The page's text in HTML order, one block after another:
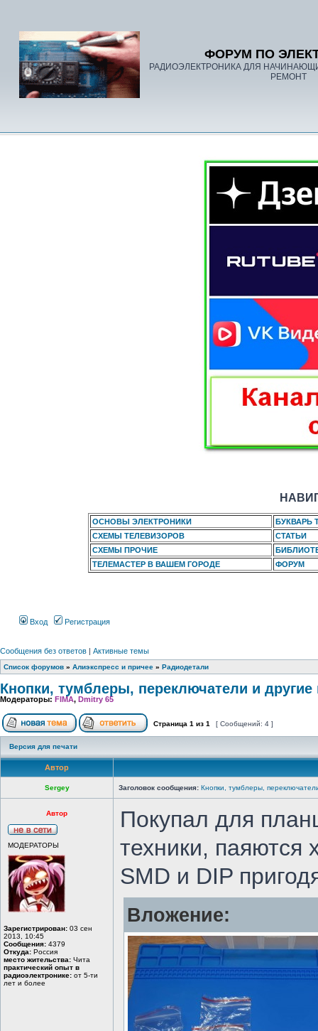
ФОРУМ ПО
РАДИОЭЛЕКТРОНИКА ДЛЯ
РЕМОНТ
ОСНОВЫ ЭЛЕКТРОНИКИ
БУКВАРЬ
СХЕМЫ ТЕЛЕВИЗОРОВ
СТАТЬИ
СХЕМЫ ПРОЧИЕ
ТЕЛЕМАСТЕР В ВАШЕМ ГОРОДЕ
ФОРУМ
Вход Регистрация
Сообщения без ответов | Активные темы
Список форумов » Алиэкспресс и причее » Радиодетали
Кнопки, тумблеры, переключатели и другие
Модераторы: FIMA, Dmitry 65
Страница 1 из 1 [ Сообщений: 4 ]
Версия для печати
Автор
Sergey Заголовок сообщения: Кнопки, тумблеры,
Автор
МОДЕРАТОРЫ
Зарегистрирован: 03 сен
2013, 10:45
Сообщения: 4379
Откуда: Россия
место жительства: Чита
практический опыт в
радиоэлектронике: от 5-ти
лет и более
Покупал для
техники, паяются
SMD и DIP
Вложение: